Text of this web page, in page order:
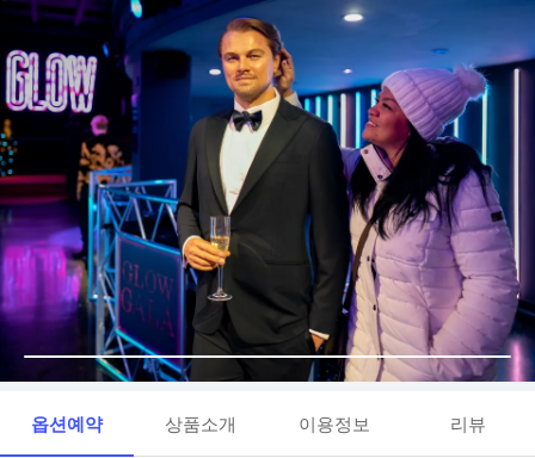
옵션예약 상품소개 이용정보 리뷰